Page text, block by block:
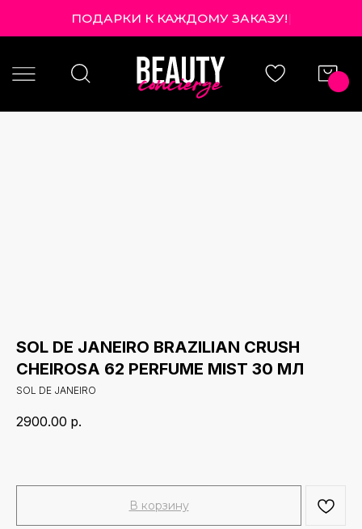
ПОДАРКИ К КАЖДОМУ ЗАКАЗУ!|
SOL DE JANEIRO BRAZILIAN CRUSH
CHEIROSA 62 PERFUME MIST 30 МЛ
SOL DE JANEIRO
2900.00 р.
В корзину